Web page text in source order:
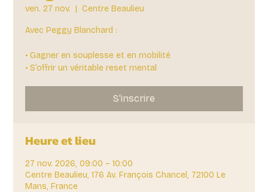
ven. 27 nov.
  |
Centre Beaulieu
Avec Peggy Blanchard :
• Gagner en souplesse et en mobilité
• S’offrir un véritable reset mental
S'inscrire
Heure et lieu
27 nov. 2026, 09:00 – 10:00
Centre Beaulieu, 176 Av. François Chancel, 72100 Le
Mans, France